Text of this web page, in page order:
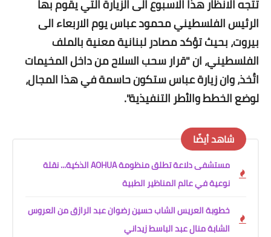
تتجه الانظار هذا الاسبوع الى الزيارة التي يقوم بها
الرئيس الفلسطيني محمود عباس يوم الاربعاء الى
بيروت، بحيث تؤكد مصادر لبنانية معنية بالملف
الفلسطيني، ان "قرار سحب السلاح من داخل المخيمات
اتُخذ، وان زيارة عباس ستكون حاسمة في هذا المجال،
لوضع الخطط والأطر التنفيذية".
شاهد أيضًا
مستشفى دلاعة تطلق منظومة AOHUA الذكية... نقلة
نوعية في عالم المناظير الطبية
خطوبة العريس الشاب حسين رضوان عبد الرازق من العروس
الشابة منال عبد الباسط زيداني